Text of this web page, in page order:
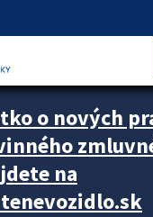
upútavok
o nových
na